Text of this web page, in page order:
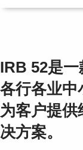
产品和解决方案
Where to buy
联系我们
职业
IRB 52是
各行各业中
为客户提
决方案。